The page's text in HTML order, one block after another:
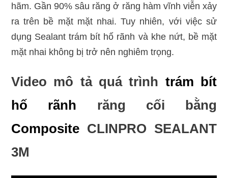
hãm. Gần 90% sâu răng ở răng hàm vĩnh viễn xảy
ra trên bề mặt mặt nhai. Tuy nhiên, với việc sử
dụng Sealant trám bít hố rãnh và khe nứt, bề mặt
mặt nhai không bị trở nên nghiêm trọng.
Video mô tả quá trình trám bít
hố rãnh răng cối bằng
CompositeCLINPRO SEALANT
3M